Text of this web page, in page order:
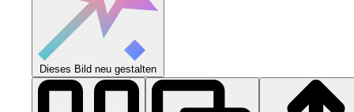
Dieses Bild neu gestalten